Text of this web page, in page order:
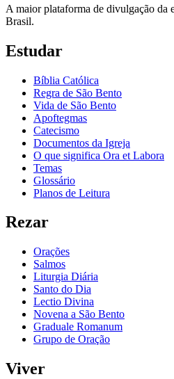
A maior plataforma de divulgação da
Brasil.
Estudar
Bíblia Católica
Regra de São Bento
Vida de São Bento
Apoftegmas
Catecismo
Documentos da Igreja
O que significa Ora et Labora
Temas
Glossário
Planos de Leitura
Rezar
Orações
Salmos
Liturgia Diária
Santo do Dia
Lectio Divina
Novena a São Bento
Graduale Romanum
Grupo de Oração
Viver